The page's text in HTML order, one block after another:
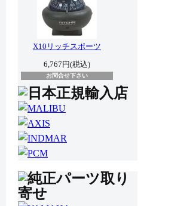
X10リッチスポーツ
6,767円(税込)
お問合せ下さい